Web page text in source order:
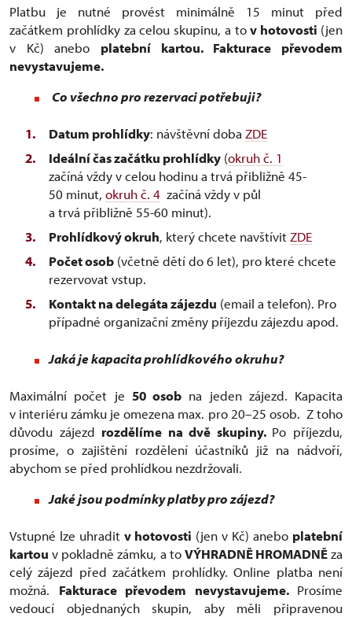
Platbu je nutné provést minimálně 15 minut před
začátkem prohlídky za celou skupinu, a tov hotovosti (jen
v Kč) anebo platební kartou. Fakturace převodem
nevystavujeme.
Co všechno pro rezervaci potřebuji?
Datum prohlídky: návštěvní doba ZDE
Ideální čas začátku prohlídky (okruh č. 1
začíná vždy v celou hodinu a trvá přibližně 45-
50 minut, okruh č. 4 začíná vždy v půl
a trvá přibližně 55-60 minut).
Prohlídkový okruh, který chcete navštívit ZDE
Počet osob (včetně dětí do 6 let), pro které chcete
rezervovat vstup.
Kontakt na delegáta zájezdu (email a telefon). Pro
případné organizační změny příjezdu zájezdu apod.
Jaká je kapacita prohlídkového okruhu?
Maximální počet je 50 osob na jeden zájezd​​​​​​. Kapacita
v interiéru zámku je omezena max. pro 20–25 osob. Z toho
důvodu zájezd rozdělíme na dvě skupiny. Po příjezdu,
prosíme, o zajištění rozdělení účastníků již na nádvoří,
abychom se před prohlídkou nezdržovali.
Jaké jsou podmínky platby pro zájezd?
Vstupné lze uhradit v hotovosti (jen v Kč) anebo platební
kartou v pokladně zámku, a toVÝHRADNĚ HROMADNĚza
celý zájezd před začátkem prohlídky. Online platba není
možná. Fakturace převodem nevystavujeme. Prosíme
vedoucí objednaných skupin, aby měli připravenou